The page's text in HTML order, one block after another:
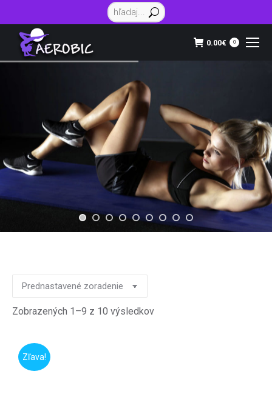
Vyhľadávanie:
0.00€ 0
Zobrazených 1–9 z 10 výsledkov
Zľava!